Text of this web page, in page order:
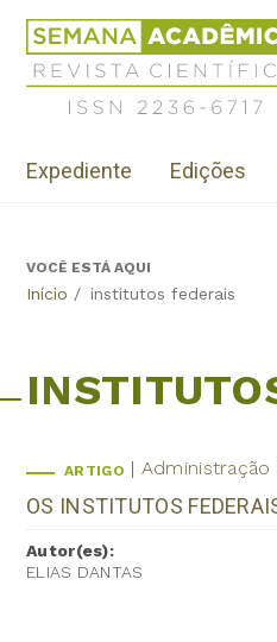
Jump
navigation
Revista
Científica
Semana
Acadêmica
2236-
Menu
institutional
Expediente Edições
BackVOCÊ ESTÁ AQUI
Início / institutos federais
ARTIGO Administração
OS INSTITUTOS
Autor(es):
ELIAS DANTAS